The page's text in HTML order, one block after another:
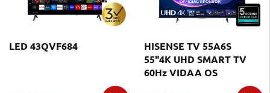
LED 43QVF684
HISENSE TV 55A6S
55"4K UHD SMART TV
60Hz VIDAA OS